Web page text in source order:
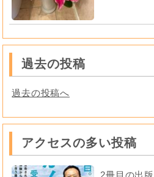
過去の投稿
過去の投稿へ
アクセスの多い投稿
2冊目の出